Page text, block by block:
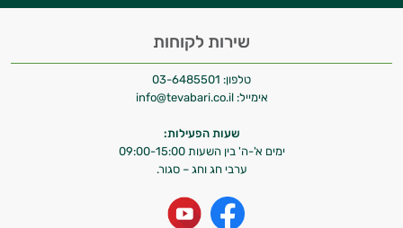
שירות לקוחות
טלפון: 03-6485501
אימייל: info@tevabari.co.il
שעות הפעילות:
ימים א'-ה' בין השעות 09:00-15:00
ערבי חג וחג – סגור.